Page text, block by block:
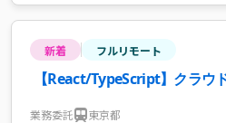
新着 フルリモート
【React/TypeScript】クラウ
業務委託 東京都